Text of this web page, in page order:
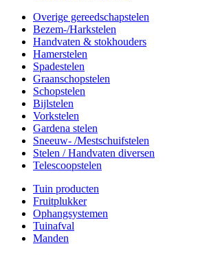
Overige gereedschapstelen
Bezem-/Harkstelen
Handvaten & stokhouders
Hamerstelen
Spadestelen
Graanschopstelen
Schopstelen
Bijlstelen
Vorkstelen
Gardena stelen
Sneeuw- /Mestschuifstelen
Stelen / Handvaten diversen
Telescoopstelen
Tuin producten
Fruitplukker
Ophangsystemen
Tuinafval
Manden